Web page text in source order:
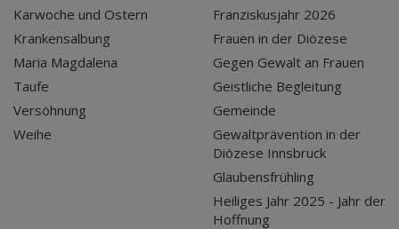
Karwoche und Ostern
Krankensalbung
Maria Magdalena
Taufe
Versöhnung
Weihe
Franziskusjahr 2026
Frauen in der Diözese
Gegen Gewalt an Frauen
Geistliche Begleitung
Gemeinde
Gewaltprävention in der
Diözese Innsbruck
Glaubensfrühling
Heiliges Jahr 2025 - Jahr der
Hoffnung